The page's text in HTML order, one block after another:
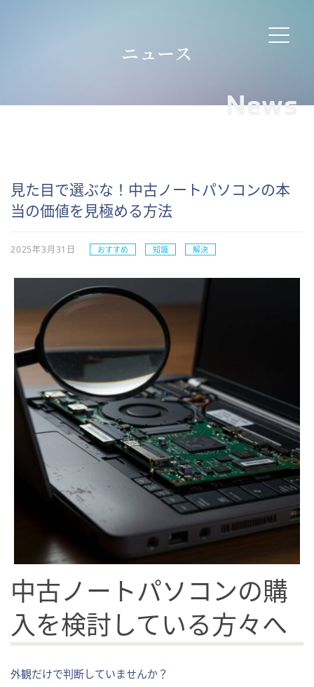
ニュース
News
見た目で選ぶな！中古ノートパソコンの本
当の価値を見極める方法
2025年3月31日 おすすめ 知識 解決
中古ノートパソコンの購
入を検討している方々へ
外観だけで判断していませんか？